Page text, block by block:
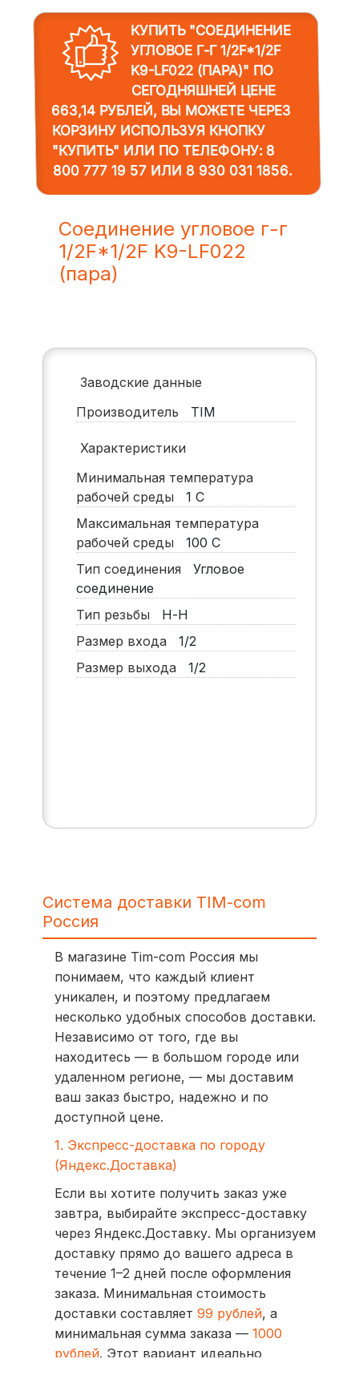
КУПИТЬ "СОЕДИНЕНИЕ
УГЛОВОЕ Г-Г 1/2F*1/2F
K9-LF022 (ПАРА)" ПО
СЕГОДНЯШНЕЙ ЦЕНЕ
663,14 РУБЛЕЙ, ВЫ МОЖЕТЕ ЧЕРЕЗ
КОРЗИНУ ИСПОЛЬЗУЯ КНОПКУ
"КУПИТЬ" ИЛИ ПО ТЕЛЕФОНУ: 8
800 777 19 57ИЛИ 8 930 031 1856.
Соединение угловое г-г
1/2F*1/2F K9-LF022
(пара)
Заводские данные
Производитель
TIM
Характеристики
Минимальная температура
рабочей среды
1 С
Максимальная температура
рабочей среды
100 С
Тип соединения
Угловое
соединение
Тип резьбы
Н-Н
Размер входа
1/2
Размер выхода
1/2
Система доставки TIM-com
Россия
В магазине Tim-com Россия мы
понимаем, что каждый клиент
уникален, и поэтому предлагаем
несколько удобных способов доставки.
Независимо от того, где вы
находитесь — в большом городе или
удаленном регионе, — мы доставим
ваш заказ быстро, надежно и по
доступной цене.
1. Экспресс-доставка по городу
(Яндекс.Доставка)
Если вы хотите получить заказ уже
завтра, выбирайте экспресс-доставку
через Яндекс.Доставку. Мы организуем
доставку прямо до вашего адреса в
течение 1–2 дней после оформления
заказа. Минимальная стоимость
доставки составляет 99 рублей, а
минимальная сумма заказа — 1000
рублей. Этот вариант идеально